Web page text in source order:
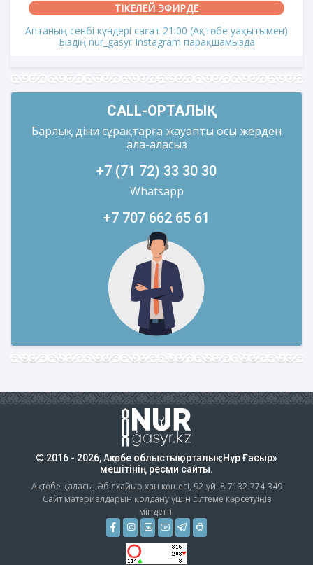
ТІКЕЛЕЙ ЭФИРДЕ
Аптаның сенбі күндері сағат 21:00 (Ақтөбе уақытымен)
Біздің nur_gasyr Instagram парақшамызда
CALL-ОРТАЛЫҚ
Барлық діни сұрақтарға жауапты осы жерден
ала-аласыз
+7 (71 72) 33 30 30
Whatsapp
+7 707 662 65 61
© 2016 - 2026, Ақтөбе облыстық орталық «Нұр Ғасыр»
мешітінің ресми сайты.
Ақтөбе қаласы, Әбілхайыр хан көшесі, 92-үй. 8-7132-774-349
Сайт материалдарын қолдану үшін сілтеме көрсетуіңіз
міндетті.